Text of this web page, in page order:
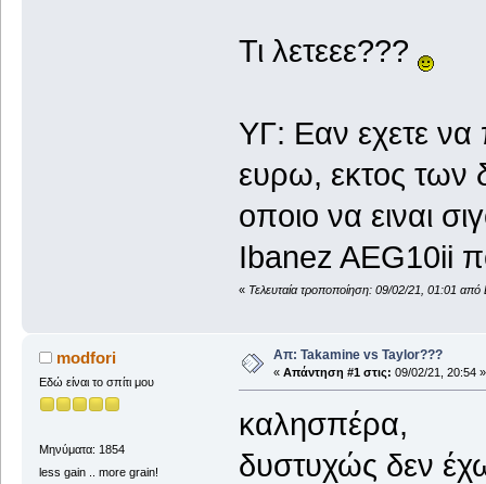
Τι λετεεε???
ΥΓ: Εαν εχετε να
ευρω, εκτος
οποιο να ειναι
Ibanez AEG10ii
« Τελευταία τροποποίηση: 09/02/21, 01:01
modfori
Εδώ είναι το σπίτι μου
Μηνύματα: 1854
less gain .. more grain!
Απ: Takamine vs Taylor???
« Απάντηση #1 στις: 09/02/21, 20:54 »
καλησπέρα,
δυστυχώς δεν